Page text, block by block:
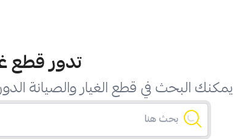
تدور قطع
يمكنك البحث في قطع الغيار والصيانة